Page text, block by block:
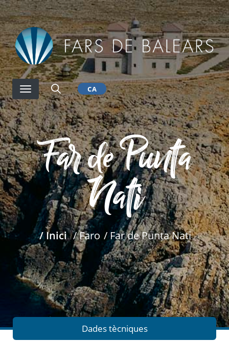
Vés
al
contingut
CA
Far de Punta
Nati
/ Inici / Faro / Far de Punta Nati
Dades tècniques